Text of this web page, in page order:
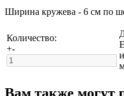
Ширина кружева - 6 см по
Количество:
+-
Вам также могут